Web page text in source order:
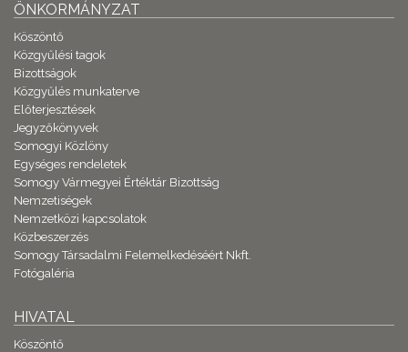
ÖNKORMÁNYZAT
Köszöntő
Közgyűlési tagok
Bizottságok
Közgyűlés munkaterve
Előterjesztések
Jegyzőkönyvek
Somogyi Közlöny
Egységes rendeletek
Somogy Vármegyei Értéktár Bizottság
Nemzetiségek
Nemzetközi kapcsolatok
Közbeszerzés
Somogy Társadalmi Felemelkedéséért Nkft.
Fotógaléria
HIVATAL
Köszöntő